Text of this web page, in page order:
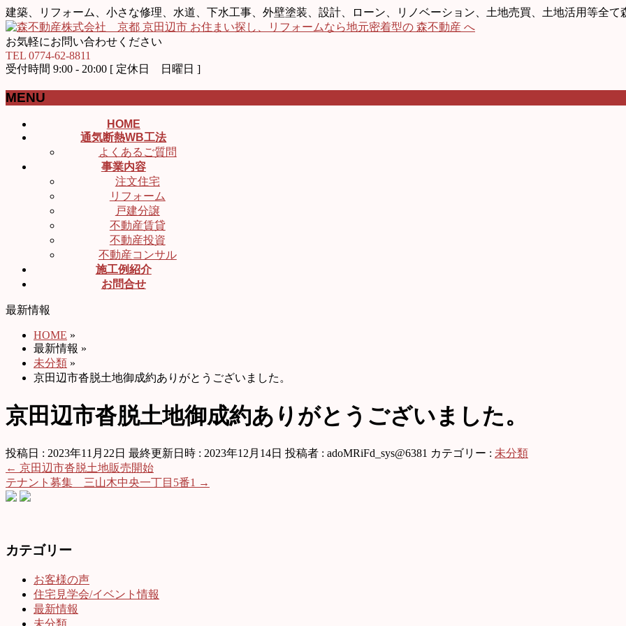
建築、リフォーム、小さな修理、水道、下水工事、外壁塗装、設計、ローン、リノベーション、土地売買、土地活用等全て
お気軽にお問い合わせください
TEL 0774-62-8811
受付時間 9:00 - 20:00 [ 定休日 日曜日 ]
MENU
HOME
通気断熱WB工法
よくあるご質問
事業内容
注文住宅
リフォーム
戸建分譲
不動産賃貸
不動産投資
不動産コンサル
施工例紹介
お問合せ
最新情報
HOME »
最新情報 »
未分類 »
京田辺市沓脱土地御成約ありがとうございました。
京田辺市沓脱土地御成約ありがとうございました。
投稿日 : 2023年11月22日 最終更新日時 : 2023年12月14日 投稿者 : adoMRiFd_sys@6381 カテゴリー : 未分類
← 京田辺市沓脱土地販売開始
テナント募集 三山木中央一丁目5番1 →
カテゴリー
お客様の声
住宅見学会/イベント情報
最新情報
未分類